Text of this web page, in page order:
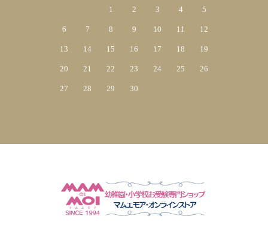
1 2 3 4 5
6 7 8 9 10 11 12
13 14 15 16 17 18 19
20 21 22 23 24 25 26
27 28 29 30